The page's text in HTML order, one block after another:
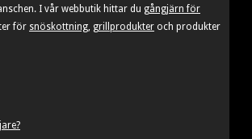
I vår webbutik hittar du gångjärn för
för snöskottning, grillprodukter och produkter